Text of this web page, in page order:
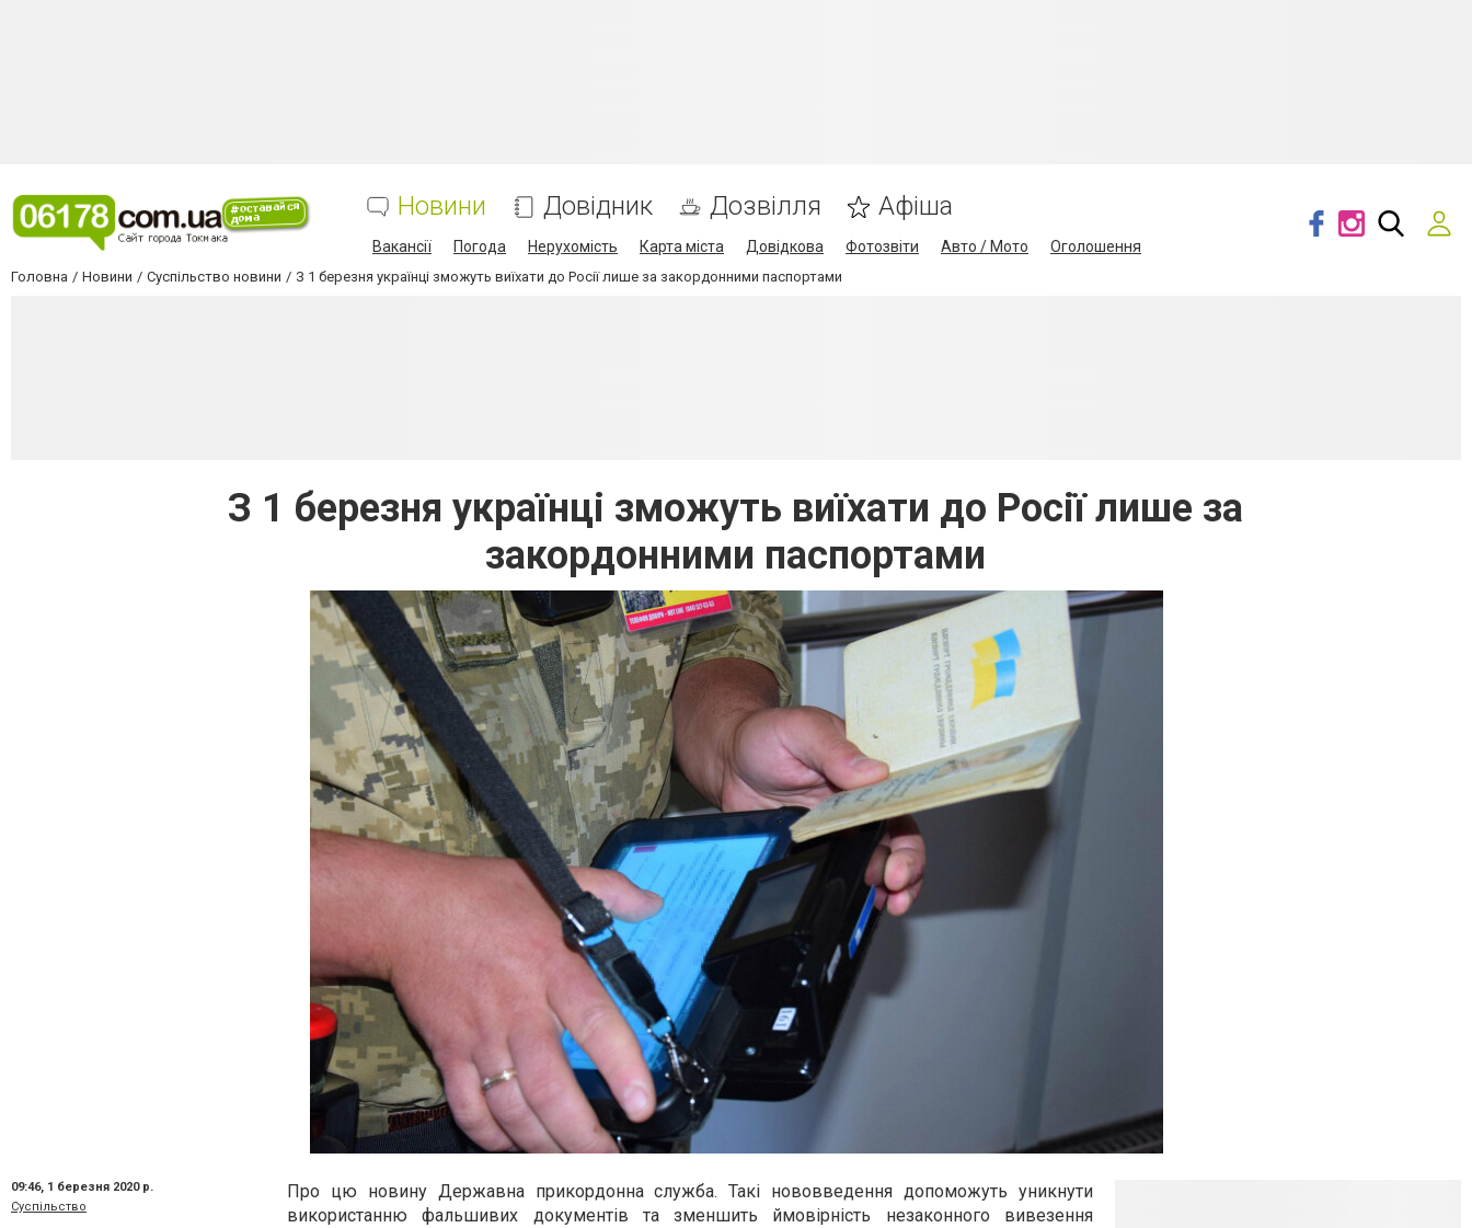
Новини Довідник Дозвілля Афіша
Вакансії Погода Нерухомість Карта міста Довідкова Фотозвіти Авто / Мото Оголошення
Головна Новини Суспільство новини З 1 березня українці зможуть виїхати до Росії лише за закордонними паспортами
З 1 березня українці зможуть виїхати до Росії лише за
закордонними паспортами
09:46, 1 березня 2020 р.
Суспільство
Про цю новину Державна прикордонна служба. Такі нововведення допоможуть уникнути
використанню фальшивих документів та зменшить ймовірність незаконного вивезення